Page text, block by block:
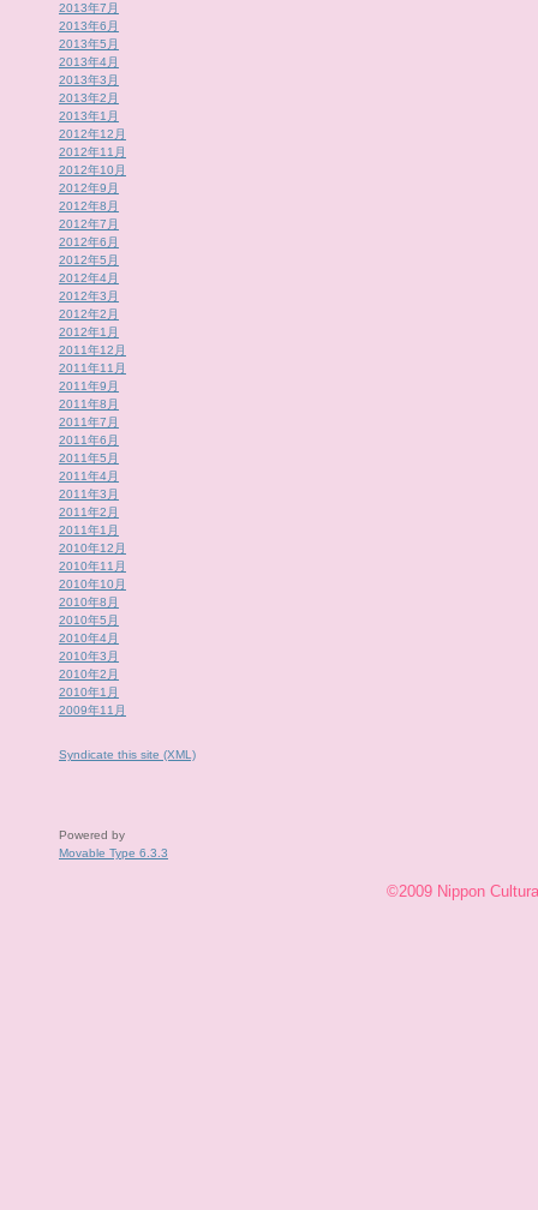
2013年7月
2013年6月
2013年5月
2013年4月
2013年3月
2013年2月
2013年1月
2012年12月
2012年11月
2012年10月
2012年9月
2012年8月
2012年7月
2012年6月
2012年5月
2012年4月
2012年3月
2012年2月
2012年1月
2011年12月
2011年11月
2011年9月
2011年8月
2011年7月
2011年6月
2011年5月
2011年4月
2011年3月
2011年2月
2011年1月
2010年12月
2010年11月
2010年10月
2010年8月
2010年5月
2010年4月
2010年3月
2010年2月
2010年1月
2009年11月
Syndicate this site (XML)
Powered by
Movable Type 6.3.3
©2009 Nippon